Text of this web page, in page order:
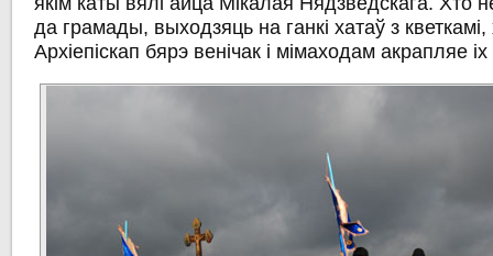
да грамады, выходзяць на ганкі хатаў з
Архіепіскап бярэ венічак і мімаходам акрапляе